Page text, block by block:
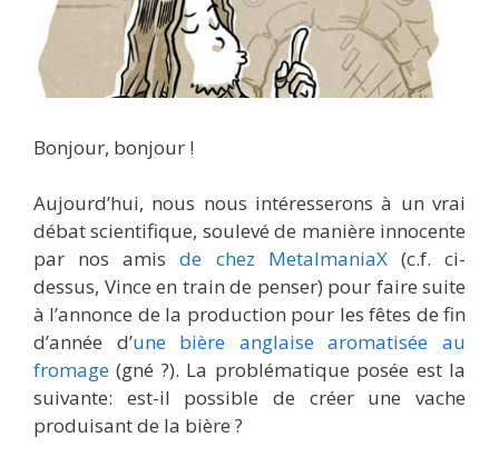
Bonjour, bonjour !
Aujourd’hui, nous nous intéresserons à un vrai
débat scientifique, soulevé de manière innocente
par nos amisde chez MetalmaniaX(c.f. ci-
dessus, Vince en train de penser) pour faire suite
à l’annonce de la production pour les fêtes de fin
d’année d’une bière anglaise aromatisée au
fromage (gné ?). La problématique posée est la
suivante: est-il possible de créer une vache
produisant de la bière ?